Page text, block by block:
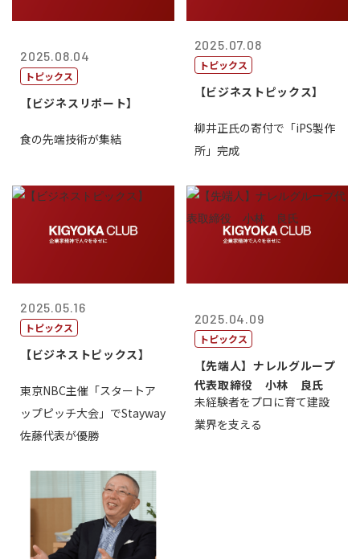
2025.08.04
トピックス
【ビジネスリポート】
食の先端技術が集結
2025.07.08
トピックス
【ビジネストピックス】
柳井正氏の寄付で「iPS製作
所」完成
2025.05.16
トピックス
【ビジネストピックス】
東京NBC主催「スタートア
ップピッチ大会」でStayway
佐藤代表が優勝
2025.04.09
トピックス
【先端人】ナレルグループ
代表取締役 小林 良氏
未経験者をプロに育て建設
業界を支える